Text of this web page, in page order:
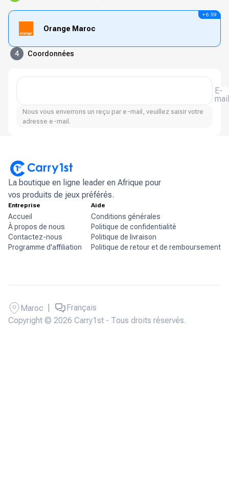
Orange Maroc
+ 6.59
4 Coordonnées
E-
mail
Nous vous enverrons un reçu par e-mail, veuillez saisir votre
adresse e-mail.
La boutique en ligne leader en Afrique pour
vos produits de jeux préférés.
Entreprise
Accueil
À propos de nous
Contactez-nous
Programme d'affiliation
Aide
Conditions générales
Politique de confidentialité
Politique de livraison
Politique de retour et de remboursement
Copyright © 2026 Carry1st - Tous droits réservés.
Maroc Français